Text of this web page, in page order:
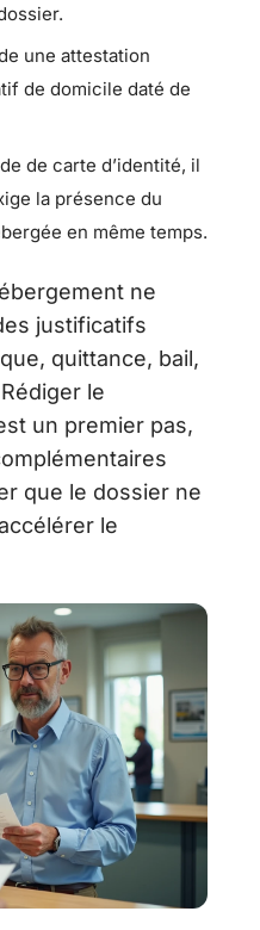
une attestation
de domicile daté de
de carte d’identité, il
la présence du
en même temps.
ne
justificatifs
quittance, bail,
le
un premier pas,
que le dossier ne
le